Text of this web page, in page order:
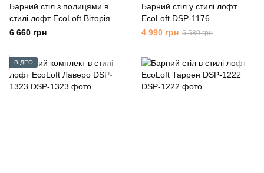
Барний стіл з полицями в
стилі лофт EcoLoft Віторія
DSP-1277
6 660 грн
Барний стіл у стилі лофт
EcoLoft DSP-1176
4 990 грн 5 580 грн
ВІДЕО